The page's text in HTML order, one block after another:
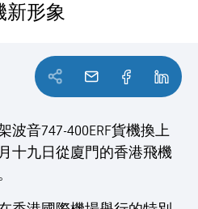
新形象
波音747-400ERF貨機換上
十九日從廈門的香港飛機